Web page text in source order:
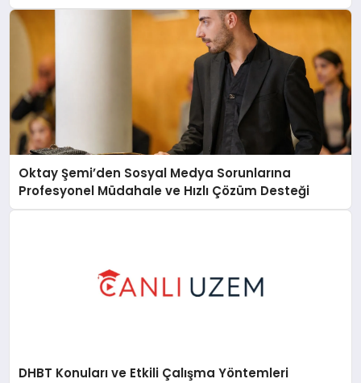
Oktay Şemi’den Sosyal Medya Sorunlarına
Profesyonel Müdahale ve Hızlı Çözüm Desteği
DHBT Konuları ve Etkili Çalışma Yöntemleri